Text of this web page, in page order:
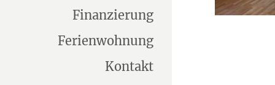
Finanzierung
Ferienwohnung
Kontakt